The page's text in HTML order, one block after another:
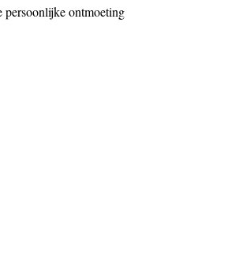
persoonlijke ontmoeting